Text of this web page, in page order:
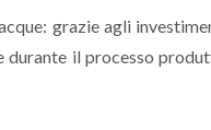
grazie agli
il processo